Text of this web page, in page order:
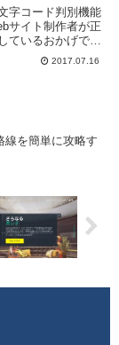
字コード判別機能
サイト制作者が正
ているおかげで文
かなり減ったので
いえまだまだ発生
2017.07.16
線を簡単に攻略す